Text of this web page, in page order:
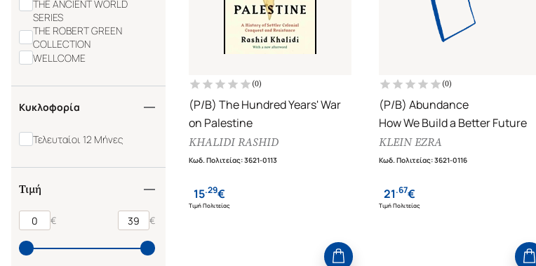
HORSPOOL DAVID
HUDSON L. RICHARD
IRWIN ROBERT
KAUFMANN ERIC
KAY JOHN
KHALIDI RASHID
KLEIN EZRA
THE ANCIENT WORLD
SERIES
THE ROBERT GREEN
COLLECTION
WELLCOME
Κυκλοφορία
Τελευταίοι 12 Μήνες
Τιμή
€ €
(0)
(P/B) The Hundred Years' War
on Palestine
KHALIDI RASHID
Κωδ. Πολιτείας:3621-0113
15.29€
Τιμή Πολιτείας
(0)
(P/B) Abundance
How We Build a Better Future
KLEIN EZRA
Κωδ. Πολιτείας:3621-0116
21.67€
Τιμή Πολιτείας